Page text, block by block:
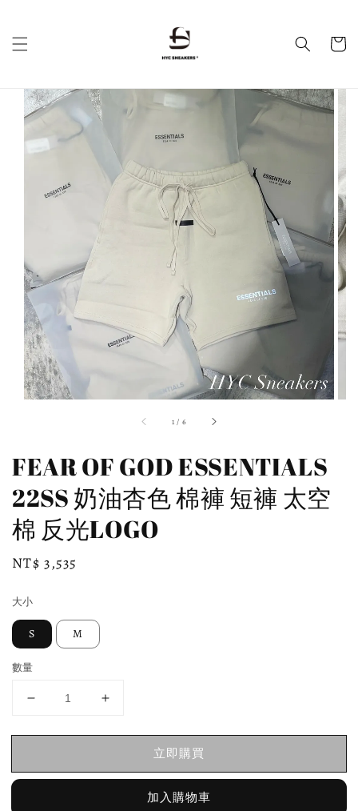
1 / 6
FEAR OF GOD ESSENTIALS
22SS 奶油杏色 棉褲 短褲 太空
棉 反光LOGO
Regular
NT$ 3,535
大小
S M
數量
立即購買
加入購物車